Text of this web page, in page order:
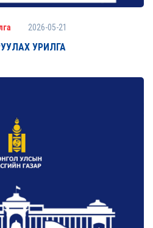
2026-05-21
УРИЛГА